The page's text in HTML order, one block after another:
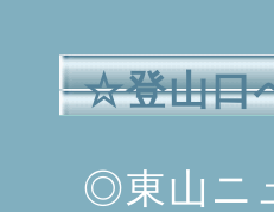
☆登山口
◎東山ニ